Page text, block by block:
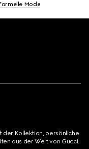
Mode
der Kollektion, persönliche
aus der Welt von Gucci.